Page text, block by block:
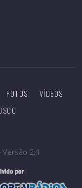
FOTOS
VÍDEOS
2.4